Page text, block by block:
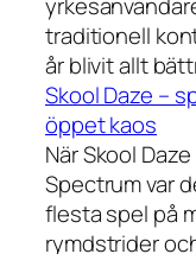
traditionell
år blivit allt
Skool Daze –
öppet kaos
När Skool
Spectrum var
flesta spel på
rymdstrider